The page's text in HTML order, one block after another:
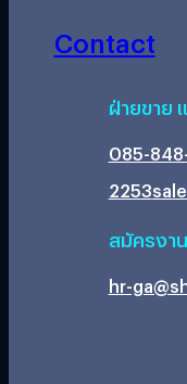
Contact
ฝ่ายขาย
085-
2253
สมัครงา
hr-